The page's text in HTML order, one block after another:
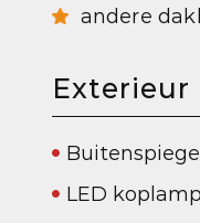
andere
Exterieur
LED